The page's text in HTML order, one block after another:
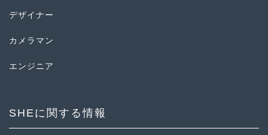
デザイナー
カメラマン
エンジニア
SHEに関する情報